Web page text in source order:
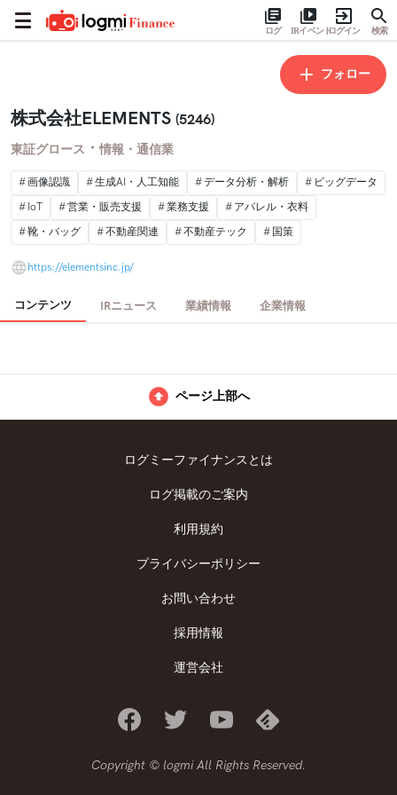
ログ IRイベントログイン 検索
フォロー
株式会社ELEMENTS (5246)
東証グロース ・ 情報・通信業
画像認識 生成AI・人工知能 データ分析・解析
ビッグデータ
IoT
営業・販売支援 業務支援
アパレル・衣料
靴・バッグ
不動産関連 不動産テック 国策
https://elementsinc.jp/
コンテンツ IRニュース 業績情報 企業情報
ページ上部へ
ログミーファイナンスとは
ログ掲載のご案内
利用規約
プライバシーポリシー
お問い合わせ
採用情報
運営会社
Copyright © logmi All Rights Reserved.